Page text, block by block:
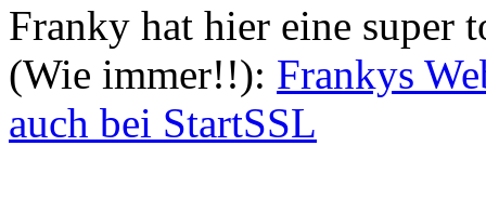
Franky hat hier eine super
(Wie immer!!): Frankys
auch bei StartSSL